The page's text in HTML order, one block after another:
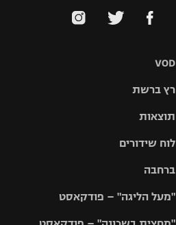
VOD
רץ ברשת
תוצאות
לוח שידורים
ברחבה
"מעל הליגה" – פודקאסט